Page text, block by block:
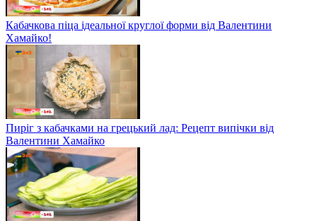
Кабачкова піца ідеальної круглої форми від Валентини
Хамайко!
Пиріг з кабачками на грецький лад: Рецепт випічки від
Валентини Хамайко